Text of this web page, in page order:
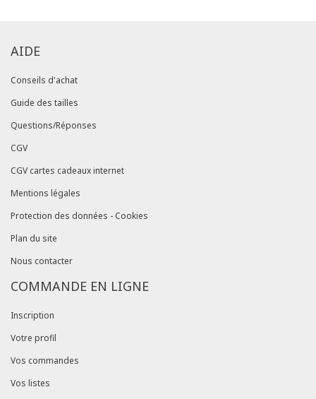
AIDE
Conseils d'achat
Guide des tailles
Questions/Réponses
CGV
CGV cartes cadeaux internet
Mentions légales
Protection des données - Cookies
Plan du site
Nous contacter
COMMANDE EN LIGNE
Inscription
Votre profil
Vos commandes
Vos listes